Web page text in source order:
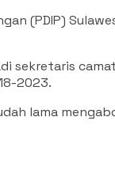
(PDIP)
sekretaris
2023.
lama